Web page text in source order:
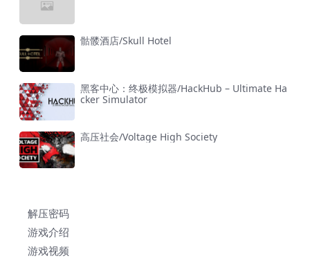
骷髅酒店/Skull Hotel
黑客中心：终极模拟器/HackHub – Ultimate Ha
cker Simulator
高压社会/Voltage High Society
解压密码
游戏介绍
游戏视频